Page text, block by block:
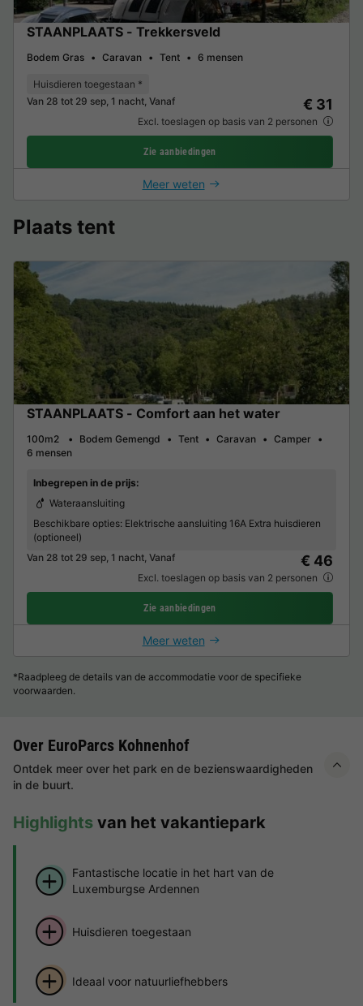
STAANPLAATS - Trekkersveld
Bodem Gras Caravan Tent 6 mensen
Huisdieren toegestaan *
Van 28 tot 29 sep, 1 nacht, Vanaf
€ 31
Excl. toeslagen op basis van 2 personen
Zie aanbiedingen
Meer weten
Plaats tent
STAANPLAATS - Comfort aan het water
100m2 Bodem Gemengd Tent Caravan
Camper
6 mensen
Inbegrepen in de prijs:
Wateraansluiting
Beschikbare opties: Elektrische aansluiting 16A Extra huisdieren
(optioneel)
Van 28 tot 29 sep, 1 nacht, Vanaf
€ 46
Excl. toeslagen op basis van 2 personen
Zie aanbiedingen
Meer weten
*Raadpleeg de details van de accommodatie voor de specifieke
voorwaarden.
Over EuroParcs Kohnenhof
Ontdek meer over het park en de bezienswaardigheden
in de buurt.
Highlights van het vakantiepark
Fantastische locatie in het hart van de
Luxemburgse Ardennen
Huisdieren toegestaan
Ideaal voor natuurliefhebbers